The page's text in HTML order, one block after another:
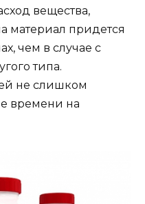
вещества,
материал придется
чем в случае с
типа.
не слишком
времени на